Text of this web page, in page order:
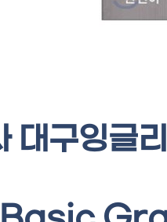
대구잉글